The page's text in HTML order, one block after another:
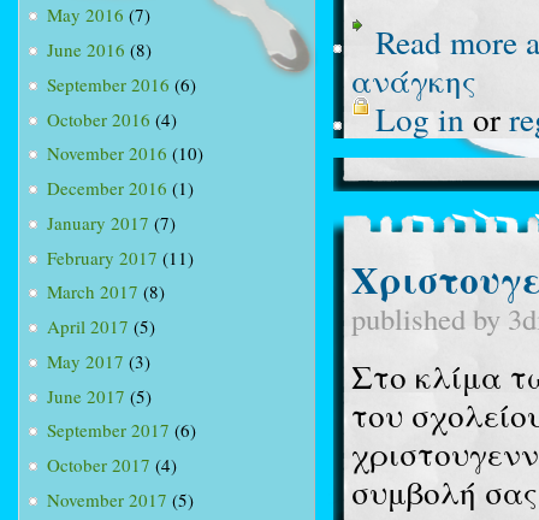
May 2016 (7)
June 2016 (8)
September 2016 (6)
October 2016 (4)
November 2016 (10)
December 2016 (1)
January 2017 (7)
February 2017 (11)
March 2017 (8)
April 2017 (5)
May 2017 (3)
June 2017 (5)
September 2017 (6)
October 2017 (4)
November 2017 (5)
Read more
ανάγκης
Log in or
published by
Στο κλίμα
του
συμβολή